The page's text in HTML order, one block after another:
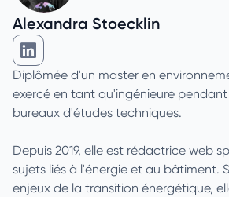
Alexandra Stoecklin
Alexandra Stoecklin sur
Diplômée d'un master en
exercé en tant qu'ingénieure
bureaux d'études techniques.
Depuis 2019, elle est rédactrice web
sujets liés à l'énergie et au bâtiment.
enjeux de la transition énergétique,